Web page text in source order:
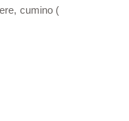
cumino (